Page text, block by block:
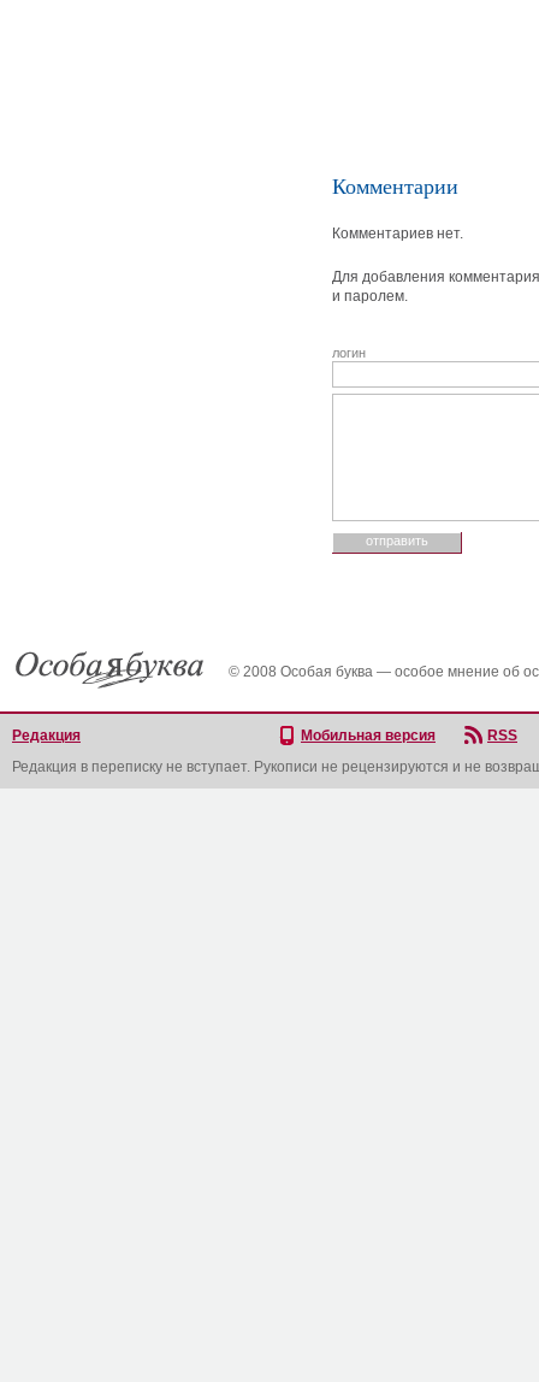
Комментарии
Комментариев нет.
Для добавления
и паролем.
логин
© 2008 Особая буква — особое мнение об
Редакция Мобильная версия
RSS
Редакция в переписку не вступает. Рукописи не рецензируются и не